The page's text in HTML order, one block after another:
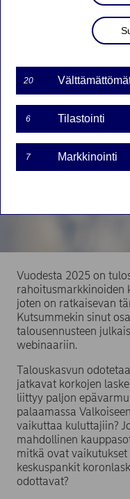
Nordean Economic
julkaistaan 22.
webinaariin, jossa
Vuodesta 2025 on
rahoitusmarkkinoiden
joten on ratkaisevan
Kutsummekin sinut
talousennusteen
webinaariin.
Talouskasvun
jatkavat korkojen
liittyy paljon
palaamassa
vaikuttaa kuluttajiin?
mahdollinen
mitkä ovat
keskuspankit
odottavat?
20
6 Tilastointi
7 Markkinointi